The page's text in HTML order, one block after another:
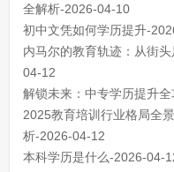
全解析-2026-04-10
初中文凭如何学历提升-
内马尔的教育轨迹：从街
04-12
解锁未来：中专学历提升
2025教育培训行业格局全
析-2026-04-12
本科学历是什么-2026-04-